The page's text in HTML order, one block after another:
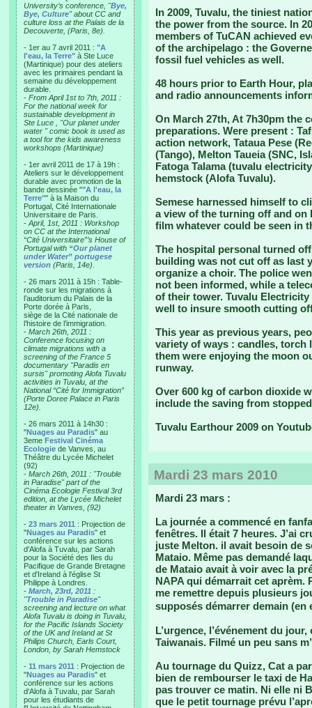
University’s conference, "Bye,
Bye, Culture" about CC and
culture loss at the Palais de la
Decouverte, (Paris, 8e).
- 1er au 7 avril 2011 : "A
l'eau, la Terre" à Ste Luce
(Martinique) pour des ateliers
avec les primaires pendant la
semaine du développement
durable.
- From April 1st to 7th, 2011 :
For the national week for
sustainable development in
Ste Luce , "Our planet under
water " comic book is used as
a tool for the kids awareness
workshops (Martinique)
- 1er avril 2011 de 17 à 19h :
Ateliers sur le développement
durable avec promotion de la
bande dessinée ""A l'eau, la
Terre"" à la Maison du
Portugal, Cité Internationale
Universitaire de Paris.
- April, 1st, 2011 : Workshop
on CC at the International
“Cité Universitaire”’s House of
Portugal with “Our planet
under Water” portugese
version (Paris, 14e).
- 26 mars 2011 à 15h : Table-
ronde sur les migrations à
l’auditorium du Palais de la
Porte dorée à Paris,
siège de la Cité nationale de
l’histoire de l’immigration.
- March 26th, 2011 :
Conference focusing on
climate migrations with a
screening of the France 5
documentary "Paradis en
sursis" promoting Alofa Tuvalu
activities in Tuvalu, at the
National “Cité for Immigration”
(Porte Doree Palace in Paris
12e).
- 26 mars 2011 à 14h30 :
"Nuages au Paradis" au
3eme Festival Cinéma
Ecologie de Vanves, au
Théâtre du Lycée Michelet
(92)
- March 26th, 2011 : "Trouble
in Paradise" part of the
Cinéma Ecologie Festival 3rd
edition, at the Lycée Michelet
theater in Vanves, (92)
- 23 mars 2011 : Projection de
"Nuages au Paradis" et
conférence sur les actions
d'Alofa à Tuvalu, par Sarah
pour la Société des Iles du
Pacifique de Grande Bretagne
et d'Ireland à l'église St
Philippe à Londres.
- March, 23rd, 2011 :
"Trouble in Paradise"
screening and lecture on what
Alofa Tuvalu is doing in Tuvalu,
for the Pacific Islands Society
of the UK and Ireland at St
Philips Church, Earls Court,
London, by Sarah Hemstock
- 11 mars 2011 : Projection de
"Nuages au Paradis" et
conférence sur les actions
d'Alofa à Tuvalu, par Sarah
pour les étudiants de
In 2009, Tuvalu, the tiniest
the power from the source. In
members of TuCAN achieved
of the archipelago : the
fossil fuel vehicles as well.
48 hours prior to Earth Hour,
and radio announcements
On March 27th, At 7h30pm the
preparations. Were present :
action network, Tataua Pese
(Tango), Melton Taueia (SNC,
Fatoga Talama (tuvalu
hemstock (Alofa Tuvalu).
Semese harnessed himself to
a view of the turning off and
film whatever could be seen in
The hospital personal turned
building was not cut off as last
organize a choir. The police
not been informed, while a
of their tower. Tuvalu
well to insure smooth cutting
This year as previous years,
variety of ways : candles, torch
them were enjoying the moon
runway.
Over 600 kg of carbon dioxide
include the saving from
Tuvalu Earthour 2009 on
Mardi 23 mars 2010
Mardi 23 mars :
La journée a commencé en
fenêtres. Il était 7 heures. J’ai
juste Melton. il avait besoin de
Mataio. Même pas demandé
de Mataio avait à voir avec la
NAPA qui démarrait cet aprèm.
me remettre depuis plusieurs
supposés démarrer demain
L’urgence, l’événement du
Taiwanais. Filmé un peu sans
Au tournage du Quizz, Cat a
bien de rembourser le taxi de
pas trouver ce matin. Ni elle ni
que le petit tournage prévu